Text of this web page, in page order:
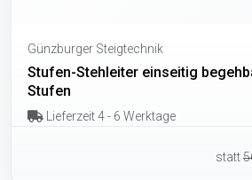
Günzburger Steigtechnik
Stufen-Stehleiter einseitig
Stufen
Lieferzeit 4 - 6 Werktage
statt